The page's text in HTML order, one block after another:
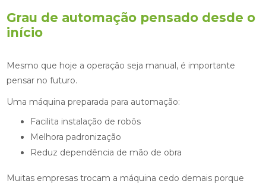
Grau de automação pensado desde o
início
Mesmo que hoje a operação seja manual, é importante
pensar no futuro.
Uma máquina preparada para automação:
Facilita instalação de robôs
Melhora padronização
Reduz dependência de mão de obra
Muitas empresas trocam a máquina cedo demais porque